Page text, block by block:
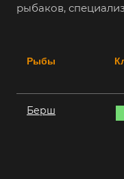
рыбаков,
Рыбы
Берш